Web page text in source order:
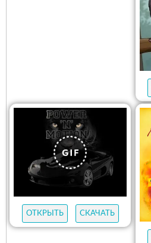
ОТКРЫТЬ СКАЧАТЬ